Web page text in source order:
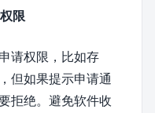
限
请权限，比如存
但如果提示申请通
拒绝。避免软件收